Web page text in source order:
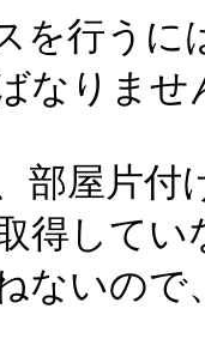
を行うに
なりませ
部屋片
得して
ないので